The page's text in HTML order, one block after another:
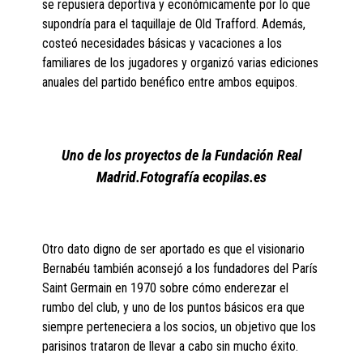
se repusiera deportiva y económicamente por lo que
supondría para el taquillaje de Old Trafford. Además,
costeó necesidades básicas y vacaciones a los
familiares de los jugadores y organizó varias ediciones
anuales del partido benéfico entre ambos equipos.
Uno de los proyectos de la Fundación Real
Madrid.Fotografía ecopilas.es
Otro dato digno de ser aportado es que el visionario
Bernabéu también aconsejó a los fundadores del París
Saint Germain en 1970 sobre cómo enderezar el
rumbo del club, y uno de los puntos básicos era que
siempre perteneciera a los socios, un objetivo que los
parisinos trataron de llevar a cabo sin mucho éxito.